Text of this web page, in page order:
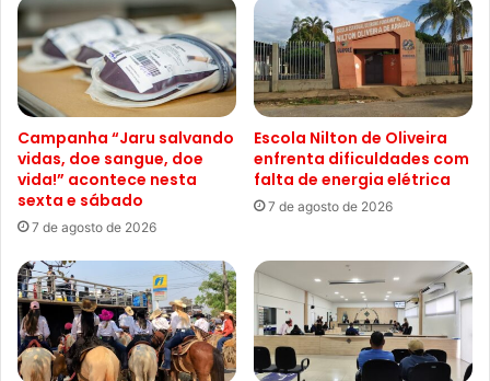
Campanha “Jaru salvando
vidas, doe sangue, doe
vida!” acontece nesta
sexta e sábado
7 de agosto de 2026
Escola Nilton de Oliveira
enfrenta dificuldades com
falta de energia elétrica
7 de agosto de 2026